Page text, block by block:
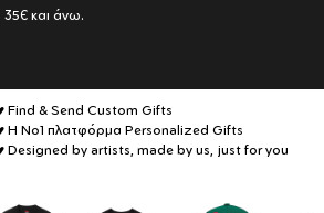
και άνω.
Find & Send Custom Gifts
Η No1 πλατφόρμα Personalized Gifts
Designed by artists, made by us, just for you